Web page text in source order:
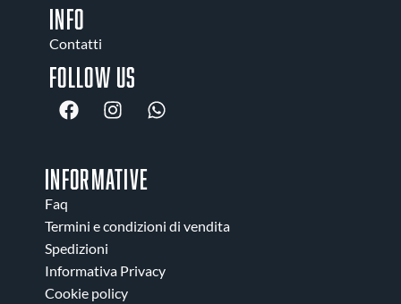
INFO
Contatti
Follow us
INFORMATIVE
Faq
Termini e condizioni di vendita
Spedizioni
Informativa Privacy
Cookie policy